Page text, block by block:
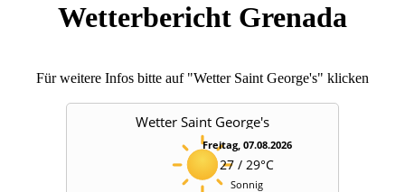
Wetterbericht Grenada
Für weitere Infos bitte auf "Wetter Saint George's" klicken
Wetter Saint George's
Freitag, 07.08.2026
27 / 29°C
Sonnig